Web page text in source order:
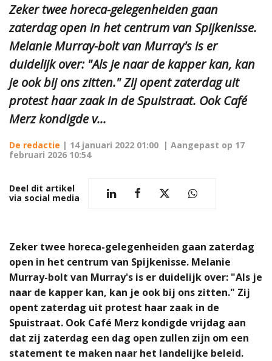
Zeker twee horeca-gelegenheiden gaan
zaterdag open in het centrum van Spijkenisse.
Melanie Murray-bolt van Murray's is er
duidelijk over: "Als je naar de kapper kan, kan
je ook bij ons zitten." Zij opent zaterdag uit
protest haar zaak in de Spuistraat. Ook Café
Merz kondigde v...
De redactie | 14 januari 2022 01:00 | Aangepast op 17
februari 2026 10:54
Deel dit artikel
via social media
Zeker twee horeca-gelegenheiden gaan zaterdag
open in het centrum van Spijkenisse. Melanie
Murray-bolt van Murray's is er duidelijk over: "Als je
naar de kapper kan, kan je ook bij ons zitten." Zij
opent zaterdag uit protest haar zaak in de
Spuistraat. Ook Café Merz kondigde vrijdag aan
dat zij zaterdag een dag open zullen zijn om een
statement te maken naar het landelijke beleid.